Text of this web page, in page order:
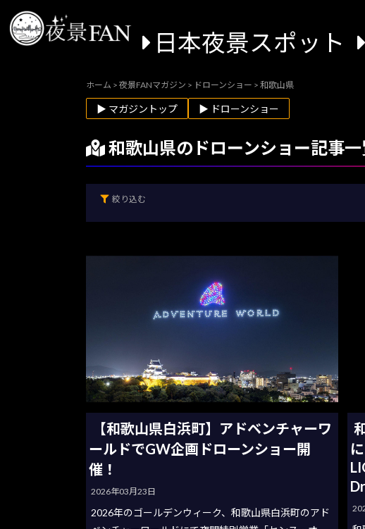
日本夜景スポット
ホーム > 夜景FANマガジン > ドローンショー > 和歌山県
▶ マガジントップ ▶ ドローンショー
和歌山県のドローンショー記事
絞り込む
【和歌山県白浜町】アドベンチャーワ
ールドでGW企画ドローンショー開
催！
2026年03月23日
2026年のゴールデンウィーク、和歌山県白浜町のアド